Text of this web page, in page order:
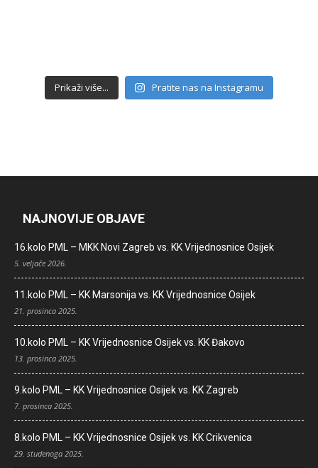
Prikaži više... Pratite nas na Instagramu
NAJNOVIJE OBJAVE
16.kolo PML – MKK Novi Zagreb vs. KK Vrijednosnice Osijek
5. veljače 2026.
11.kolo PML – KK Marsonija vs. KK Vrijednosnice Osijek
21. prosinca 2025.
10.kolo PML – KK Vrijednosnice Osijek vs. KK Đakovo
13. prosinca 2025.
9.kolo PML – KK Vrijednosnice Osijek vs. KK Zagreb
7. prosinca 2025.
8.kolo PML – KK Vrijednosnice Osijek vs. KK Crikvenica
29. studenoga 2025.